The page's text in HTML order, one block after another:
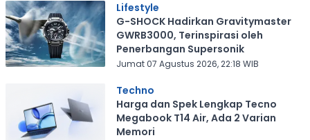
Lifestyle
G-SHOCK Hadirkan Gravitymaster
GWRB3000, Terinspirasi oleh
Penerbangan Supersonik
Jumat 07 Agustus 2026, 22:18 WIB
Techno
Harga dan Spek Lengkap Tecno
Megabook T14 Air, Ada 2 Varian
Memori